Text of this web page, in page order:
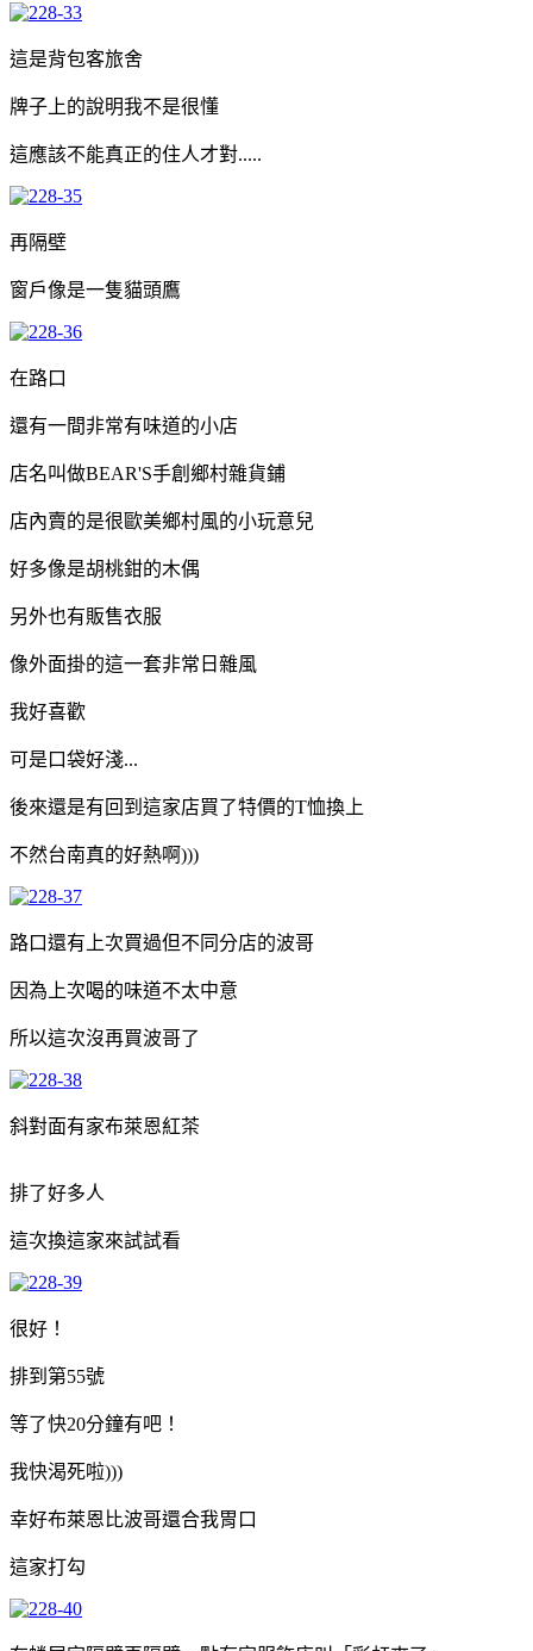
這是背包客旅舍
牌子上的說明我不是很懂
這應該不能真正的住人才對.....
再隔壁
窗戶像是一隻貓頭鷹
在路口
還有一間非常有味道的小店
店名叫做BEAR'S手創鄉村雜貨鋪
店內賣的是很歐美鄉村風的小玩意兒
好多像是胡桃鉗的木偶
另外也有販售衣服
像外面掛的這一套非常日雜風
我好喜歡
可是口袋好淺...
後來還是有回到這家店買了特價的T恤換上
不然台南真的好熱啊)))
路口還有上次買過但不同分店的波哥
因為上次喝的味道不太中意
所以這次沒再買波哥了
斜對面有家布萊恩紅茶
排了好多人
這次換這家來試試看
很好！
排到第55號
等了快20分鐘有吧！
我快渴死啦)))
幸好布萊恩比波哥還合我胃口
這家打勾